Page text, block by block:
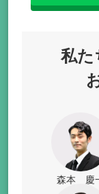
私た
森本 慶